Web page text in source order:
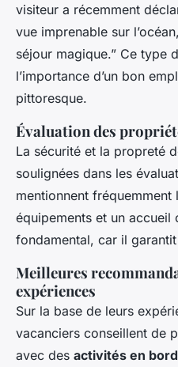
visiteur a récemment
vue imprenable sur
séjour magique.” Ce type
l’importance d’un bon
pittoresque.
Évaluation des
La sécurité et la propreté
soulignées dans les
mentionnent
équipements et un accueil
fondamental, car il
Meilleures
expériences
Sur la base de leurs
vacanciers conseillent de
avec des activités en